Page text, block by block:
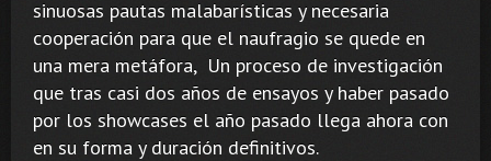
sinuosas pautas malabarísticas y necesaria
cooperación para que el naufragio se quede en
una mera metáfora, Un proceso de investigación
que tras casi dos años de ensayos y haber pasado
por los showcases el año pasado llega ahora con
en su forma y duración definitivos.